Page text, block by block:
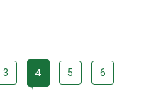
3 4 5 6